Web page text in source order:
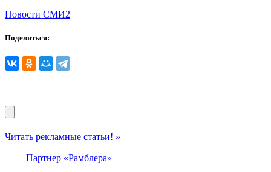
Новости СМИ2
Поделиться:
Читать рекламные статьи! »
Партнер «Рамблера»